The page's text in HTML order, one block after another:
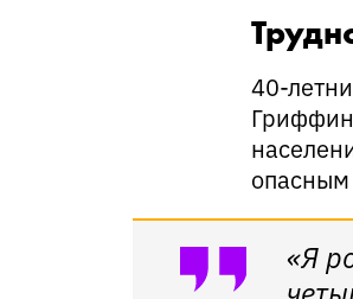
40-
«Я